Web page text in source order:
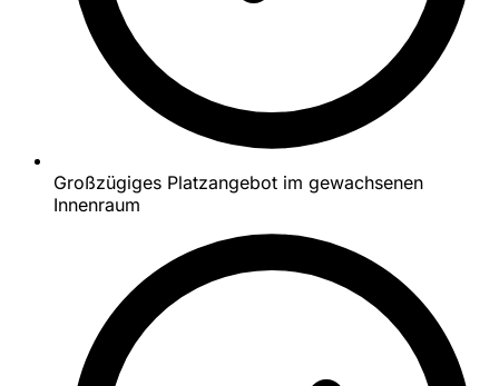
Großzügiges Platzangebot im gewachsenen
Innenraum